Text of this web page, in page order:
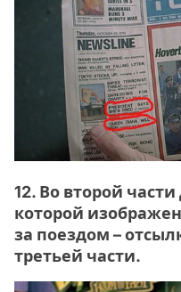
12. Во второй
которой
за поездом –
третьей части.